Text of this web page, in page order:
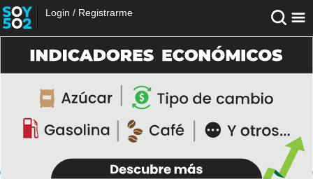
Login / Registrarme